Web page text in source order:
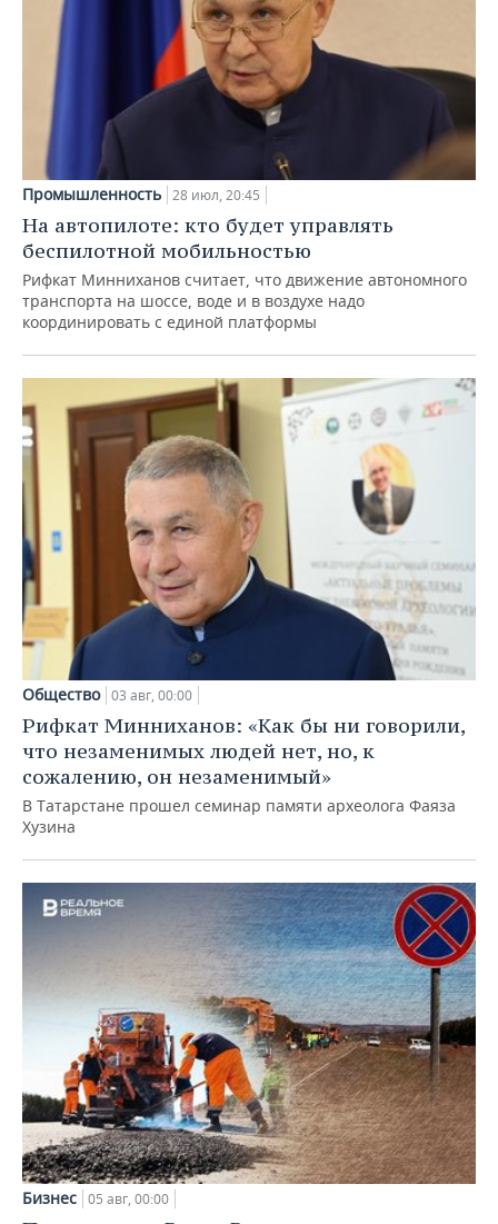
Промышленность 28 июл, 20:45
На автопилоте: кто будет управлять
беспилотной мобильностью
Рифкат Минниханов считает, что движение автономного
транспорта на шоссе, воде и в воздухе надо
координировать с единой платформы
Общество 03 авг, 00:00
Рифкат Минниханов: «Как бы ни говорили,
что незаменимых людей нет, но, к
сожалению, он незаменимый»
В Татарстане прошел семинар памяти археолога Фаяза
Хузина
Бизнес 05 авг, 00:00